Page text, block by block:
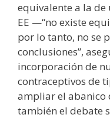
equivalente a la
EE —“no existe
por lo tanto, no se
conclusiones”,
incorporación de
contraceptivos de
ampliar el abanico
también el debate